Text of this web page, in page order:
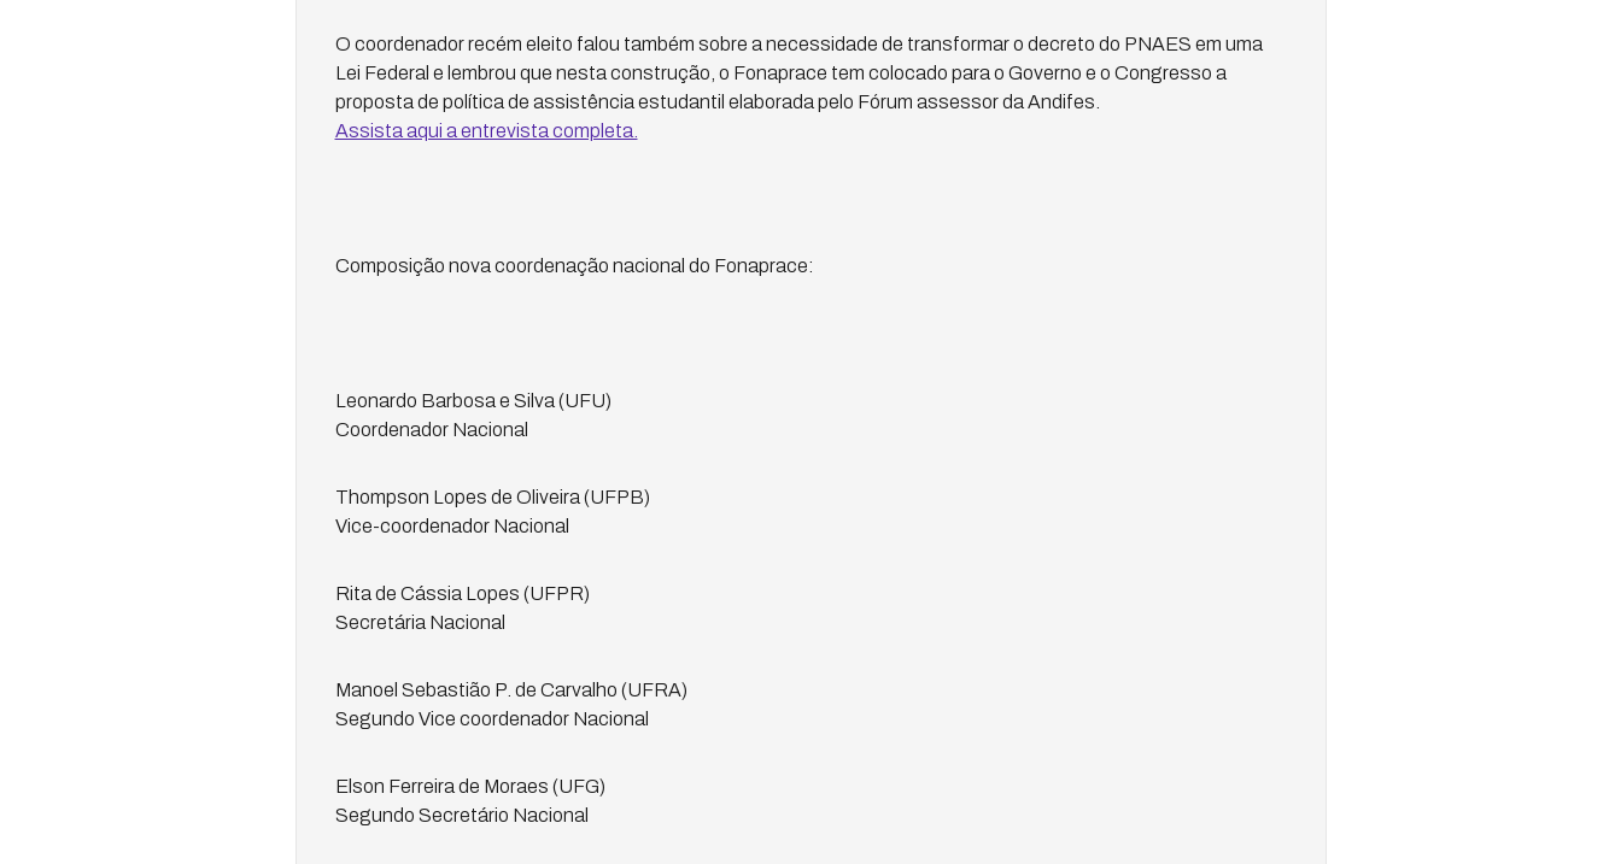
O coordenador recém eleito falou também sobre a necessidade de transformar o decreto do PNAES em uma
Lei Federal e lembrou que nesta construção, o Fonaprace tem colocado para o Governo e o Congresso a
proposta de política de assistência estudantil elaborada pelo Fórum assessor da Andifes.
Assista aqui a entrevista completa.
Composição nova coordenação nacional do Fonaprace:
Leonardo Barbosa e Silva (UFU)
Coordenador Nacional
Thompson Lopes de Oliveira (UFPB)
Vice-coordenador Nacional
Rita de Cássia Lopes (UFPR)
Secretária Nacional
Manoel Sebastião P. de Carvalho (UFRA)
Segundo Vice coordenador Nacional
Elson Ferreira de Moraes (UFG)
Segundo Secretário Nacional